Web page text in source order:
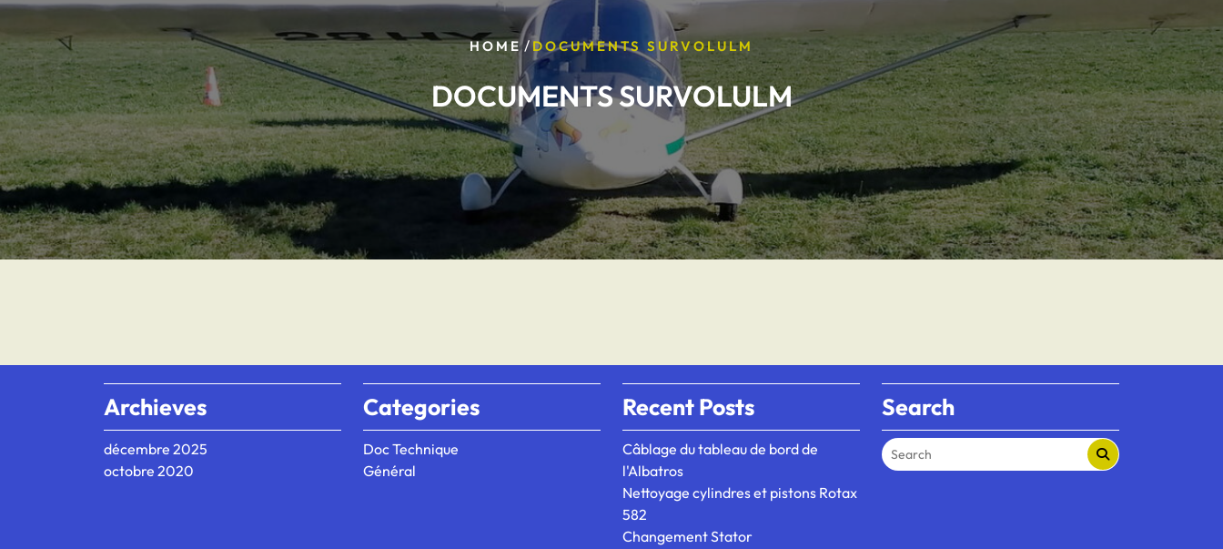
HOME/DOCUMENTS SURVOLULM
DOCUMENTS SURVOLULM
Archieves
décembre 2025
octobre 2020
Categories
Doc Technique
Général
Recent Posts
Câblage du tableau de bord de
l'Albatros
Nettoyage cylindres et pistons Rotax
582
Changement Stator
Search